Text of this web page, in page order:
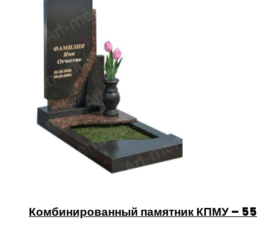
Комбинированный памятник КПМУ – 55